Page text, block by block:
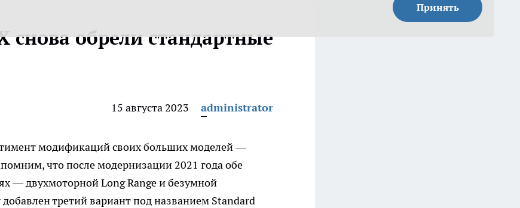
Принять
снова обрели стандартные
15 августа 2023 administrator
модификаций своих больших моделей —
что после модернизации 2021 года обе
— двухмоторной Long Range и безумной
третий вариант под названием Standard